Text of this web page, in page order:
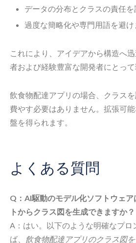
データの分布とクラスの責任を
過度な簡略化や専門用語を避け
これにより、アイデアから構造へ
者および経験豊富な開発者にとって
飲食物配達アプリの場合、クラス
費やす必要はありません。拡張可
盤を得られます。
よくある質問
Q：AI駆動のモデル化ソフトウェ
トからクラス図を生成できますか？
A：はい。以下のような明確なプロ
ば、
飲食物配達アプリのクラス図